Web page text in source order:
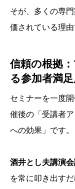
そが、多くの専門
価されている理由
信頼の根拠
る参加者満
セミナーを一度
催後の「受講者
への効果」です。
酒井とし夫講演
を常に叩き出すだ